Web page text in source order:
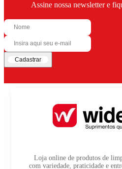
Assine nossa newsletter e
Cadastrar
Loja online de produtos de
com variedade, praticidade e